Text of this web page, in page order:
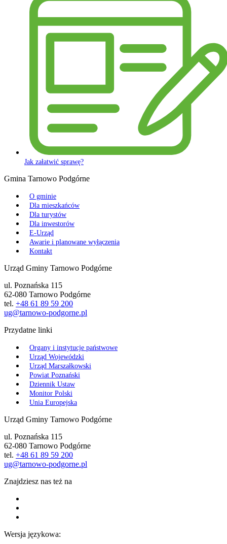
Jak załatwić sprawę?
Gmina Tarnowo Podgórne
O gminie
Dla mieszkańców
Dla turystów
Dla inwestorów
E-Urząd
Awarie i planowane wyłączenia
Kontakt
Urząd Gminy Tarnowo Podgórne
ul. Poznańska 115
62-080 Tarnowo Podgórne
tel. +48 61 89 59 200
ug@tarnowo-podgorne.pl
Przydatne linki
Organy i instytucje państwowe
Urząd Wojewódzki
Urząd Marszałkowski
Powiat Poznański
Dziennik Ustaw
Monitor Polski
Unia Europejska
Urząd Gminy Tarnowo Podgórne
ul. Poznańska 115
62-080 Tarnowo Podgórne
tel. +48 61 89 59 200
ug@tarnowo-podgorne.pl
Znajdziesz nas też na
Wersja językowa: